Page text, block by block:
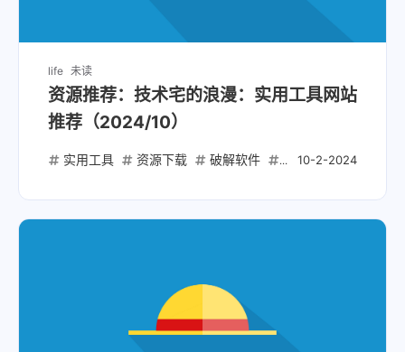
life 未读
资源推荐：技术宅的浪漫：实用工具网站
推荐（2024/10）
10-2-2024
实用工具 资源下载 破解软件 破解脚本 开源项